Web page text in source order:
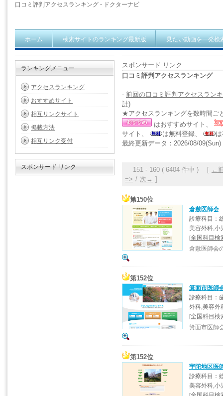
口コミ評判アクセスランキング - ドクターナビ
ホーム 検索サイトのランキング最新版 見たい動画を一発検
スポンサード リンク
口コミ評判アクセスランキング
- 前回の口コミ評判アクセスラン
計)
★アクセスランキングを数時間ご
はおすすめサイト、
サイト、
は無料登録、
最終更新データ：2026/08/09(Sun)
151 - 160 ( 6404 件中 ) [ ←
=> / 次→ ]
第150位
倉敷医師会
診療科目：
美容外科,小
[全国科目検
倉敷医師会
第152位
箕面市医師
診療科目：
外科,美容外
[全国科目検
箕面市医師
第152位
宇陀地区医
診療科目：
美容外科,小
ランキングメニュー
アクセスランキング
おすすめサイト
相互リンクサイト
掲載方法
相互リンク受付
スポンサード リンク